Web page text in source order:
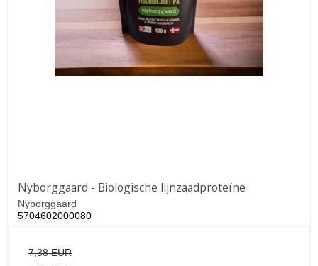
Nyborggaard - Biologische lijnzaadproteïne
Nyborggaard
5704602000080
7,38 EUR